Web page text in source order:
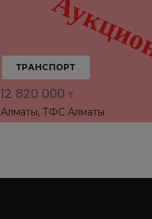
ТРАНСПОРТ
12 820 000 ₸
Алматы, ТФС Алматы